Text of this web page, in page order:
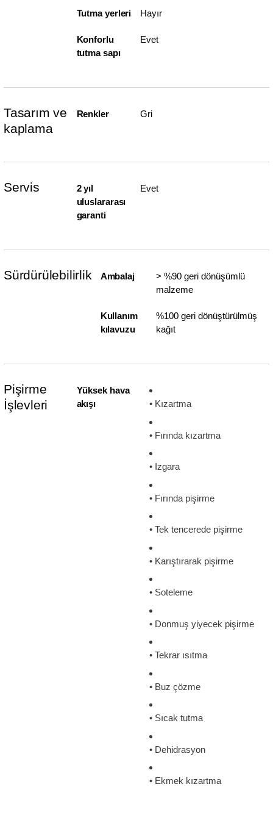
Tutma yerleri Hayır
Konforlu
tutma sapı
Evet
Tasarım ve
kaplama
Renkler Gri
Servis
2 yıl
uluslararası
garanti
Evet
Sürdürülebilirlik Ambalaj
> %90 geri dönüşümlü
malzeme
Kullanım
kılavuzu
%100 geri dönüştürülmüş
kağıt
Pişirme
İşlevleri
Yüksek hava
akışı
• Kızartma
• Fırında kızartma
• Izgara
• Fırında pişirme
• Tek tencerede pişirme
• Karıştırarak pişirme
• Soteleme
• Donmuş yiyecek pişirme
• Tekrar ısıtma
• Buz çözme
• Sıcak tutma
• Dehidrasyon
• Ekmek kızartma